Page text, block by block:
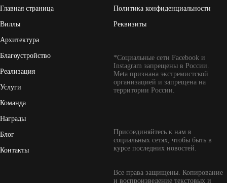
Главная страница
Виллы
Архитектура
Благоустройство
Реализация
Услуги
Команда
Награды
Блог
Контакты
Политика конфиденциальности
Реквизиты
*Социальные сети Facebook и
Instagram запрещены в России.
Meta признана экстремистской
организацией и запрещена на
территории России.
Присоединяйтесь к нам в
социальных сетях, чтобы быть в
курсе последних новостей.
Все права защищены. Копирование
и воспроизведение текстовых и